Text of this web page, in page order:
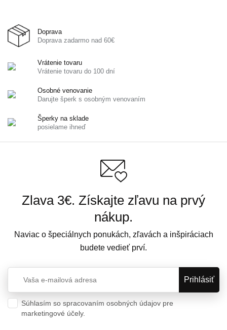
Doprava
Doprava zadarmo nad 60€
Vrátenie tovaru
Vrátenie tovaru do 100 dní
Osobné venovanie
Darujte šperk s osobným venovaním
Šperky na sklade
posielame ihneď
Zlava 3€. Získajte zľavu na prvý
nákup.
Naviac o špeciálnych ponukách, zľavách a inšpiráciach
budete vedieť prví.
Súhlasím so spracovaním osobných údajov pre
marketingové účely.